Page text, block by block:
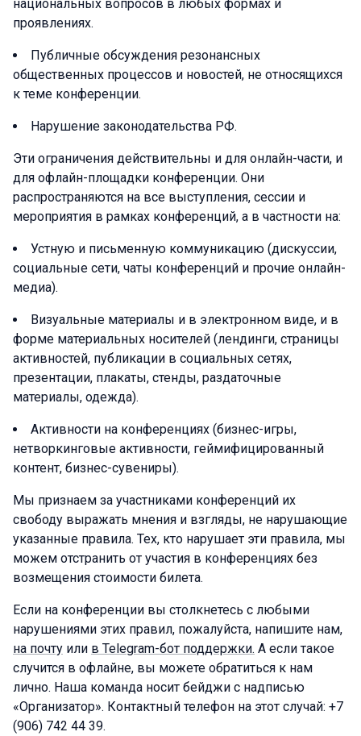
национальных вопросов в любых формах и
проявлениях.
Публичные обсуждения резонансных
общественных процессов и новостей, не относящихся
к теме конференции.
Нарушение законодательства РФ.
Эти ограничения действительны и для онлайн-части, и
для офлайн-площадки конференции. Они
распространяются на все выступления, сессии и
мероприятия в рамках конференций, а в частности на:
Устную и письменную коммуникацию (дискуссии,
социальные сети, чаты конференций и прочие онлайн-
медиа).
Визуальные материалы и в электронном виде, и в
форме материальных носителей (лендинги, страницы
активностей, публикации в социальных сетях,
презентации, плакаты, стенды, раздаточные
материалы, одежда).
Активности на конференциях (бизнес-игры,
нетворкинговые активности, геймифицированный
контент, бизнес-сувениры).
Мы признаем за участниками конференций их
свободу выражать мнения и взгляды, не нарушающие
указанные правила. Тех, кто нарушает эти правила, мы
можем отстранить от участия в конференциях без
возмещения стоимости билета.
Если на конференции вы столкнетесь с любыми
нарушениями этих правил, пожалуйста, напишите нам,
на почту или в Telegram-бот поддержки. А если такое
случится в офлайне, вы можете обратиться к нам
лично. Наша команда носит бейджи с надписью
«Организатор». Контактный телефон на этот случай: +7
(906) 742 44 39.